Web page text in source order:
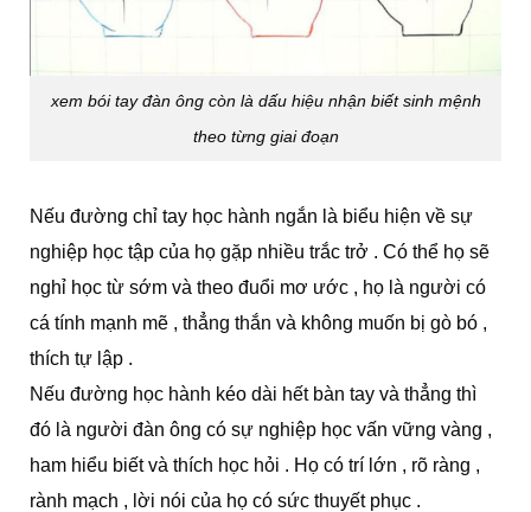
xem bói tay đàn ông còn là dấu hiệu nhận biết sinh mệnh
theo từng giai đoạn
Nếu đường chỉ tay học hành ngắn là biểu hiện về sự
nghiệp học tập của họ gặp nhiều trắc trở . Có thể họ sẽ
nghỉ học từ sớm và theo đuổi mơ ước , họ là người có
cá tính mạnh mẽ , thẳng thắn và không muốn bị gò bó ,
thích tự lập .
Nếu đường học hành kéo dài hết bàn tay và thẳng thì
đó là người đàn ông có sự nghiệp học vấn vững vàng ,
ham hiểu biết và thích học hỏi . Họ có trí lớn , rõ ràng ,
rành mạch , lời nói của họ có sức thuyết phục .